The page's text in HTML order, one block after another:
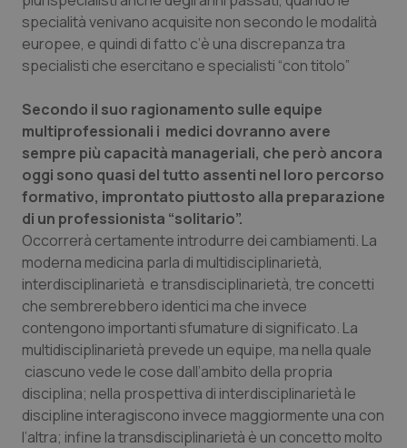
specialità venivano acquisite non secondo le modalità
europee, e quindi di fatto c’è una discrepanza tra
specialisti che esercitano e specialisti “con titolo”
Secondo il suo ragionamento sulle equipe
multiprofessionali i medici dovranno avere
sempre più capacità manageriali, che però ancora
oggi sono quasi del tutto assenti nel loro percorso
formativo, improntato piuttosto alla preparazione
di un professionista “solitario”.
Occorrerà certamente introdurre dei cambiamenti. La
moderna medicina parla di multidisciplinarietà,
interdisciplinarietà e transdisciplinarietà, tre concetti
che sembrerebbero identici ma che invece
contengono importanti sfumature di significato. La
multidisciplinarietà prevede un equipe, ma nella quale
ciascuno vede le cose dall’ambito della propria
disciplina; nella prospettiva di interdisciplinarietà le
discipline interagiscono invece maggiormente una con
l’altra; infine la transdisciplinarietà è un concetto molto